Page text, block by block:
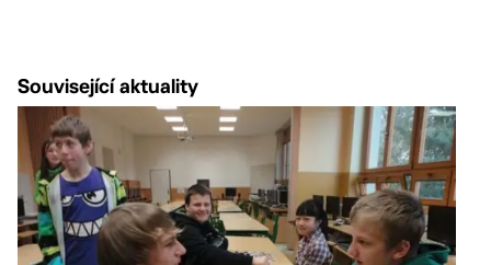
Související aktuality